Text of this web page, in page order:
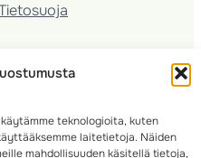
teknologioita, kuten
laitetietoja. Näiden
mahdollisuuden käsitellä tietoja,